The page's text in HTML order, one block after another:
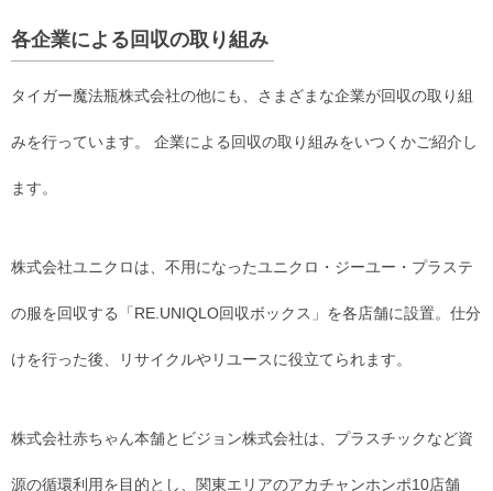
各企業による回収の取り組み
タイガー魔法瓶株式会社の他にも、さまざまな企業が回収の取り組
みを行っています。 企業による回収の取り組みをいつくかご紹介し
ます。
株式会社ユニクロは、不用になったユニクロ・ジーユー・プラステ
の服を回収する「RE.UNIQLO回収ボックス」を各店舗に設置。仕分
けを行った後、リサイクルやリユースに役立てられます。
株式会社赤ちゃん本舗とビジョン株式会社は、プラスチックなど資
源の循環利用を目的とし、関東エリアのアカチャンホンポ10店舗